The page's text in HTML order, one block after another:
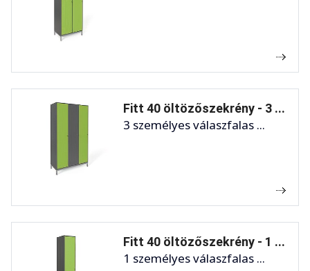
Fitt 40 öltözőszekrény - 3 ...
3 személyes válaszfalas ...
Fitt 40 öltözőszekrény - 1 ...
1 személyes válaszfalas ...